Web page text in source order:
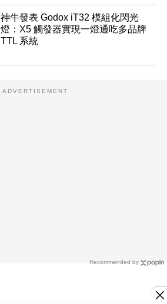
神牛發表 Godox iT32 模組化閃光
燈：X5 觸發器實現一燈通吃多品牌
TTL 系統
Recommended by
ADVERTISEMENT